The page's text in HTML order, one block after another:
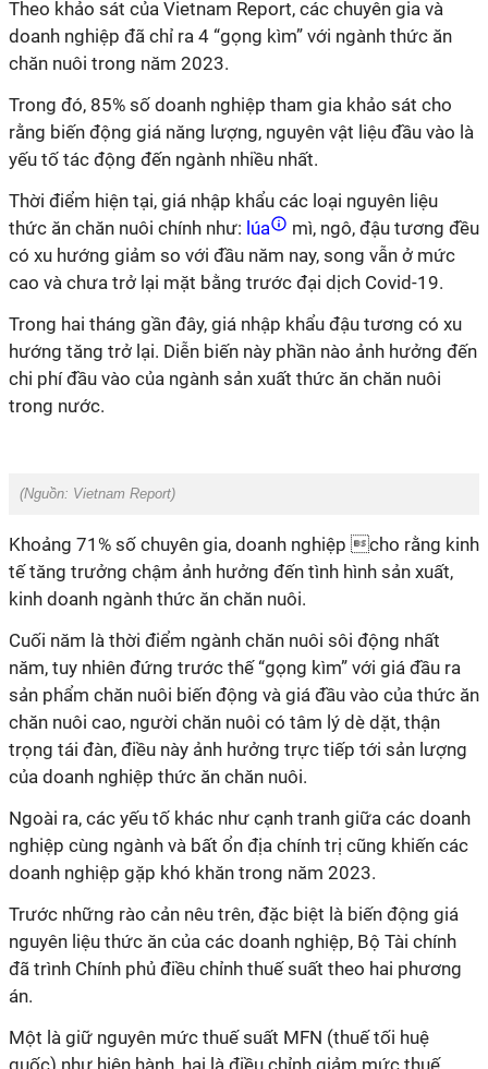
Theo khảo sát của Vietnam Report, các chuyên gia và
doanh nghiệp đã chỉ ra 4 “gọng kìm” với ngành thức ăn
chăn nuôi trong năm 2023.
Trong đó, 85% số doanh nghiệp tham gia khảo sát cho
rằng biến động giá năng lượng, nguyên vật liệu đầu vào là
yếu tố tác động đến ngành nhiều nhất.
Thời điểm hiện tại, giá nhập khẩu các loại nguyên liệu
thức ăn chăn nuôi chính như: lúa
mì, ngô, đậu tương đều
có xu hướng giảm so với đầu năm nay, song vẫn ở mức
cao và chưa trở lại mặt bằng trước đại dịch Covid-19.
Trong hai tháng gần đây, giá nhập khẩu đậu tương có xu
hướng tăng trở lại. Diễn biến này phần nào ảnh hưởng đến
chi phí đầu vào của ngành sản xuất thức ăn chăn nuôi
trong nước.
(Nguồn: Vietnam Report)
Khoảng 71% số chuyên gia, doanh nghiệp cho rằng kinh
tế tăng trưởng chậm ảnh hưởng đến tình hình sản xuất,
kinh doanh ngành thức ăn chăn nuôi.
Cuối năm là thời điểm ngành chăn nuôi sôi động nhất
năm, tuy nhiên đứng trước thế “gọng kìm” với giá đầu ra
sản phẩm chăn nuôi biến động và giá đầu vào của thức ăn
chăn nuôi cao, người chăn nuôi có tâm lý dè dặt, thận
trọng tái đàn, điều này ảnh hưởng trực tiếp tới sản lượng
của doanh nghiệp thức ăn chăn nuôi.
Ngoài ra, các yếu tố khác như cạnh tranh giữa các doanh
nghiệp cùng ngành và bất ổn địa chính trị cũng khiến các
doanh nghiệp gặp khó khăn trong năm 2023.
Trước những rào cản nêu trên, đặc biệt là biến động giá
nguyên liệu thức ăn của các doanh nghiệp, Bộ Tài chính
đã trình Chính phủ điều chỉnh thuế suất theo hai phương
án.
Một là giữ nguyên mức thuế suất MFN (thuế tối huệ
quốc) như hiện hành, hai là điều chỉnh giảm mức thuế